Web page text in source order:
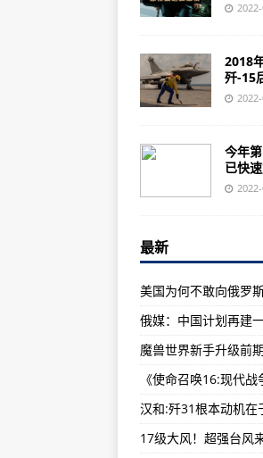
防
中
国民
日
第六
经
科幻
美军
2022
关于
《攻
《高
俄罗
2018
歼-15
今年
已快
最新
美国为何不敢向俄罗
俄媒：中国计划再建
《使命召唤16:现代
汉和:歼31根本动机在
17级大风！超强台风